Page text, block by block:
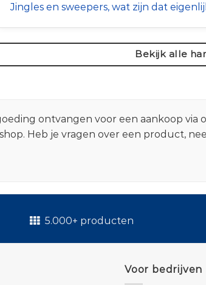
Jingles en sweepers, wat zijn dat
Bekijk alle
ontvangen voor een aankoop via
Heb je vragen over een product,
5.000+ producten
Voor bedrijven